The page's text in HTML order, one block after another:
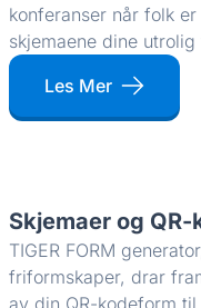
konferanser når folk
skjemaene dine
Les Mer
Skjemaer og
TIGER FORM
friformskaper, drar